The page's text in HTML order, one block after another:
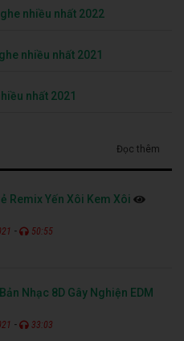
nhiều nhất 2022
nhiều nhất 2021
nhất 2021
Đọc thêm
Remix Yến Xôi Kem Xôi
- 50:55
Nhạc 8D Gây Nghiện EDM
- 33:03